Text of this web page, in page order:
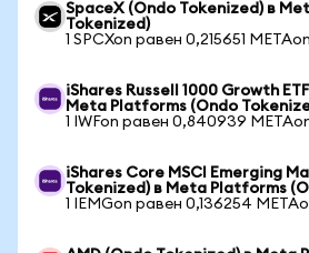
SpaceX (Ondo Tokenized) в
Tokenized)
1 SPCXon равен 0,215651 METAon
iShares Russell 1000 Growth
Meta Platforms (Ondo
1 IWFon равен 0,840939
iShares Core MSCI Emerging
Tokenized) в Meta Platforms
1 IEMGon равен 0,136254